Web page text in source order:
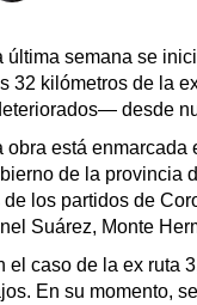
última semana se
32 kilómetros de la
desde
obra está
de la provincia
de los partidos de
Suárez, Monte
el caso de la ex ruta
En su momento,